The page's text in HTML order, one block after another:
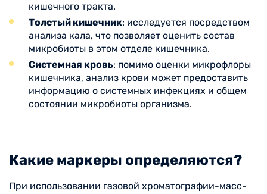
кишечного тракта.
Толстый кишечник: исследуется посредством
анализа кала, что позволяет оценить состав
микробиоты в этом отделе кишечника.
Системная кровь: помимо оценки микрофлоры
кишечника, анализ крови может предоставить
информацию о системных инфекциях и общем
состоянии микробиоты организма.
Какие маркеры определяются?
При использовании газовой хроматографии-масс-